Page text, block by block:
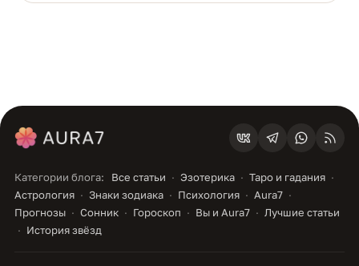
Категории блога: Все статьи Эзотерика
Таро и гадания
Астрология
Знаки зодиака Психология
Aura7
Прогнозы
Сонник Гороскоп Вы и Aura7
Лучшие статьи
История звёзд